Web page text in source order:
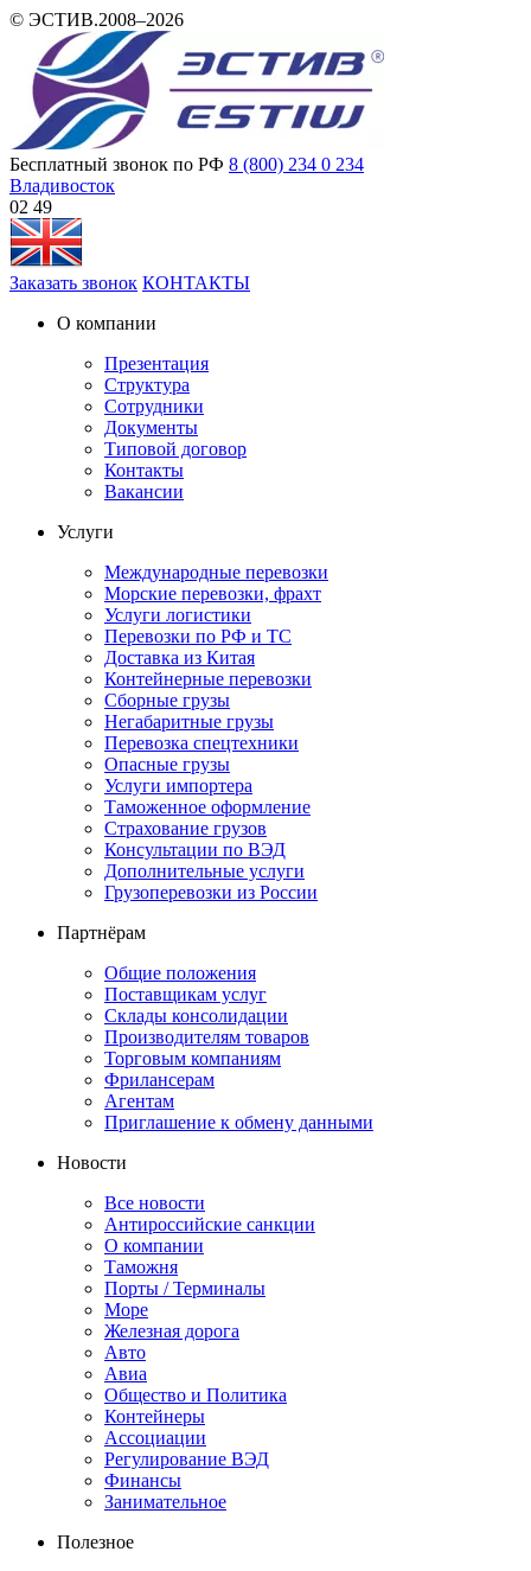
© ЭСТИВ.2008–2026
Бесплатный звонок по РФ 8 (800) 234 0 234
Владивосток
02:49
Заказать звонок КОНТАКТЫ
О компании
Презентация
Структура
Сотрудники
Документы
Типовой договор
Контакты
Вакансии
Услуги
Международные перевозки
Морские перевозки, фрахт
Услуги логистики
Перевозки по РФ и ТС
Доставка из Китая
Контейнерные перевозки
Сборные грузы
Негабаритные грузы
Перевозка спецтехники
Опасные грузы
Услуги импортера
Таможенное оформление
Страхование грузов
Консультации по ВЭД
Дополнительные услуги
Грузоперевозки из России
Партнёрам
Общие положения
Поставщикам услуг
Склады консолидации
Производителям товаров
Торговым компаниям
Фрилансерам
Агентам
Приглашение к обмену данными
Новости
Все новости
Антироссийские санкции
О компании
Таможня
Порты / Терминалы
Море
Железная дорога
Авто
Авиа
Общество и Политика
Контейнеры
Ассоциации
Регулирование ВЭД
Финансы
Занимательное
Полезное